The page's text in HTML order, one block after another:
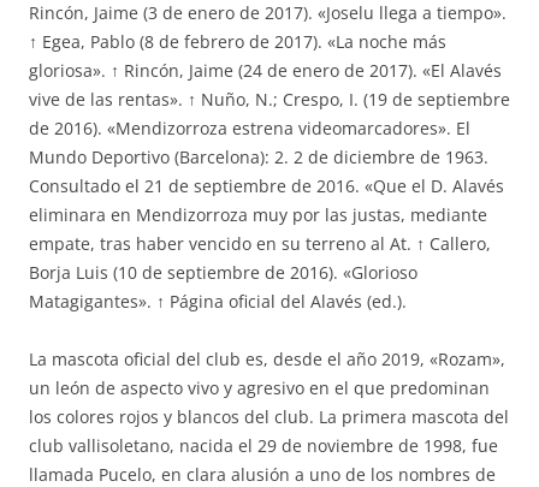
Rincón, Jaime (3 de enero de 2017). «Joselu llega a tiempo».
↑ Egea, Pablo (8 de febrero de 2017). «La noche más
gloriosa». ↑ Rincón, Jaime (24 de enero de 2017). «El Alavés
vive de las rentas». ↑ Nuño, N.; Crespo, I. (19 de septiembre
de 2016). «Mendizorroza estrena videomarcadores». El
Mundo Deportivo (Barcelona): 2. 2 de diciembre de 1963.
Consultado el 21 de septiembre de 2016. «Que el D. Alavés
eliminara en Mendizorroza muy por las justas, mediante
empate, tras haber vencido en su terreno al At. ↑ Callero,
Borja Luis (10 de septiembre de 2016). «Glorioso
Matagigantes». ↑ Página oficial del Alavés (ed.).
La mascota oficial del club es, desde el año 2019, «Rozam»,
un león de aspecto vivo y agresivo en el que predominan
los colores rojos y blancos del club. La primera mascota del
club vallisoletano, nacida el 29 de noviembre de 1998, fue
llamada Pucelo, en clara alusión a uno de los nombres de